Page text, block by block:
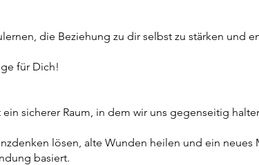
die Beziehung zu dir selbst zu stärken und
für Dich!
sicherer Raum, in dem wir uns gegenseitig
lösen, alte Wunden heilen und ein neues
basiert.